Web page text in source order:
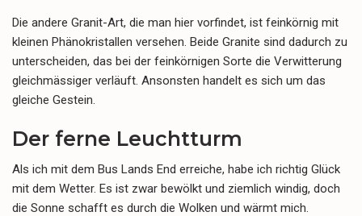
Die andere Granit-Art, die man hier vorfindet, ist feinkörnig mit
kleinen Phänokristallen versehen. Beide Granite sind dadurch zu
unterscheiden, das bei der feinkörnigen Sorte die Verwitterung
gleichmässiger verläuft. Ansonsten handelt es sich um das
gleiche Gestein.
Der ferne Leuchtturm
Als ich mit dem Bus Lands End erreiche, habe ich richtig Glück
mit dem Wetter. Es ist zwar bewölkt und ziemlich windig, doch
die Sonne schafft es durch die Wolken und wärmt mich.